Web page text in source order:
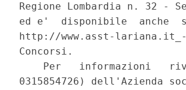
Regione Lombardia n. 32 -
ed e'  disponibile  anche
http://www.asst-
Concorsi.
Per   informazioni
0315854726)